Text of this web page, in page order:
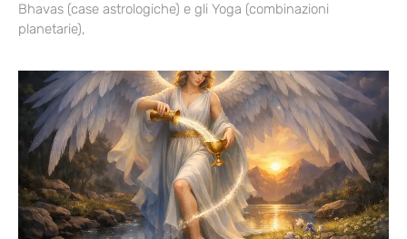
Bhavas (case astrologiche) e gli Yoga (combinazioni
planetarie),